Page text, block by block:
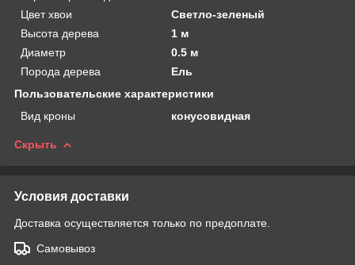
Цвет хвои
Светло-зеленый
Высота дерева
1 м
Диаметр
0.5 м
Порода дерева
Ель
Пользовательские характеристики
Вид кроны
конусовидная
Скрыть
Условия доставки
Доставка осуществляется только по предоплате.
Самовывоз